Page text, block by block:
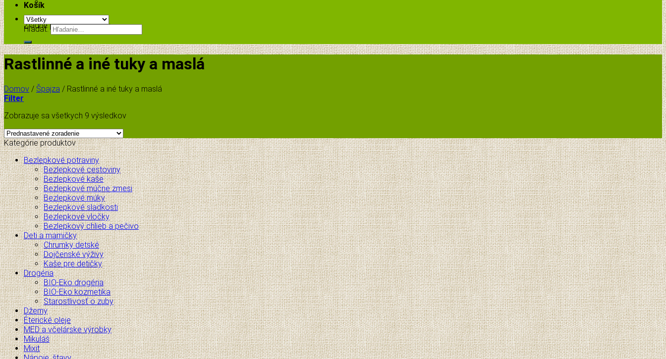
Košík
Žiadne produkty v košíku.
Hľadať:
Rastlinné a iné tuky a maslá
Domov / Špajza / Rastlinné a iné tuky a maslá
Filter
Zobrazuje sa všetkych 9 výsledkov
Kategórie produktov
Bezlepkové potraviny
Bezlepkové cestoviny
Bezlepkové kaše
Bezlepkové múčne zmesi
Bezlepkové múky
Bezlepkové sladkosti
Bezlepkové vločky
Bezlepkový chlieb a pečivo
Deti a mamičky
Chrumky detské
Dojčenské výživy
Kaše pre detičky
Drogéria
BIO-Eko drogéria
BIO-Eko kozmetika
Starostlivosť o zuby
Džemy
Éterické oleje
MED a včelárske výrobky
Mikuláš
Mixit